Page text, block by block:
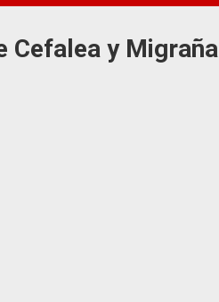
Cefalea y Migraña